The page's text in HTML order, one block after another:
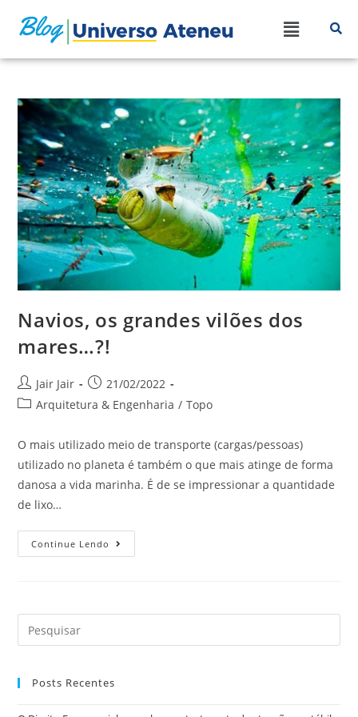
Navios, os grandes vilões dos
mares…?!
Jair Jair
21/02/2022
Arquitetura & Engenharia / Topo
O mais utilizado meio de transporte (cargas/pessoas)
utilizado no planeta é também o que mais atinge de forma
danosa a vida marinha. É de se impressionar a quantidade
de lixo…
Continue Lendo
Posts Recentes